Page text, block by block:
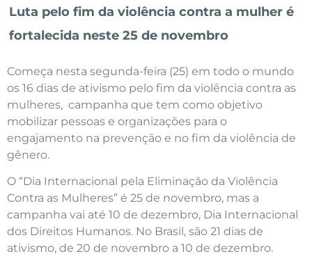
Luta pelo fim da violência contra a mulher é
fortalecida neste 25 de novembro
Começa nesta segunda-feira (25) em todo o mundo
os 16 dias de ativismo pelo fim da violência contra as
mulheres, campanha que tem como objetivo
mobilizar pessoas e organizações para o
engajamento na prevenção e no fim da violência de
gênero.
O “Dia Internacional pela Eliminação da Violência
Contra as Mulheres” é 25 de novembro, mas a
campanha vai até 10 de dezembro, Dia Internacional
dos Direitos Humanos. No Brasil, são 21 dias de
ativismo, de 20 de novembro a 10 de dezembro.